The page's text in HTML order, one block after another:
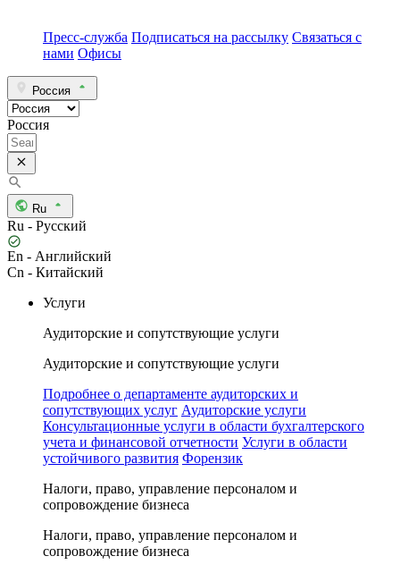
Пресс-служба Подписаться на рассылку Связаться с
нами Офисы
Россия
Россия
Ru
Ru - Русский
En - Английский
Cn - Китайский
Услуги
Аудиторские и сопутствующие услуги
Аудиторские и сопутствующие услуги
Подробнее о департаменте аудиторских и
сопутствующих услуг Аудиторские услуги
Консультационные услуги в области бухгалтерского
учета и финансовой отчетности Услуги в области
устойчивого развития Форензик
Налоги, право, управление персоналом и
сопровождение бизнеса
Налоги, право, управление персоналом и
сопровождение бизнеса